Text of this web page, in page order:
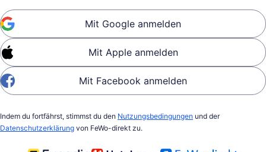
Mit Google anmelden
Mit Apple anmelden
Mit Facebook anmelden
Indem du fortfährst, stimmst du den Nutzungsbedingungen und der
Datenschutzerklärung von FeWo-direkt zu.